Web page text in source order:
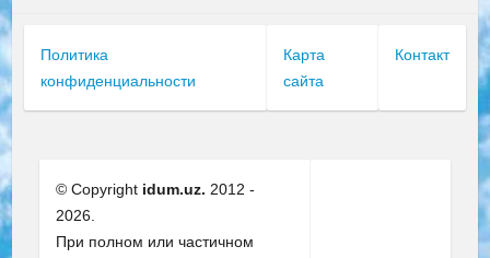
Политика
конфиденциальности
Карта
сайта
Контакт
© Copyright idum.uz. 2012 -
2026.
При полном или частичном